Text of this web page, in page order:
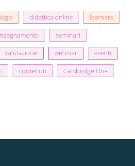
didattica online learners
seminari
valutazione webinar eventi
contenuti Cambridge One